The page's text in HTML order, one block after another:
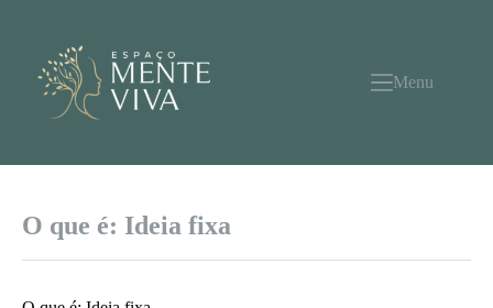
conteúdo
Menu
O que é: Ideia fixa